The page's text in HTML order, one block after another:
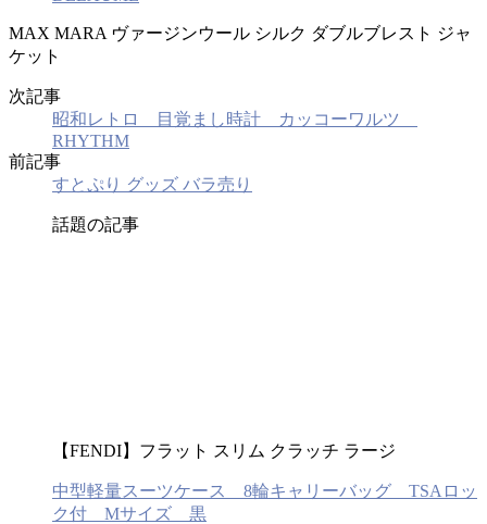
MAX MARA ヴァージンウール シルク ダブルブレスト ジャ
ケット
次記事
昭和レトロ 目覚まし時計 カッコーワルツ
RHYTHM
前記事
すとぷり グッズ バラ売り
話題の記事
【FENDI】フラット スリム クラッチ ラージ
中型軽量スーツケース 8輪キャリーバッグ TSAロッ
ク付 Mサイズ 黒